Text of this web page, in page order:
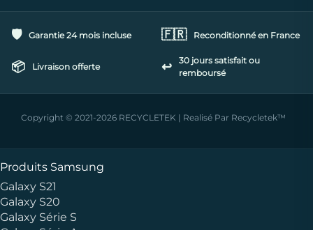
🛡️ Garantie 24 mois incluse 🇫🇷 Reconditionné en France
📦 Livraison offerte ↩️
30 jours satisfait ou
remboursé
Copyright © 2021-2026 RECYCLETEK | Realisé Par Recycletek™
Produits Samsung
Galaxy S21
Galaxy S20
Galaxy Série S